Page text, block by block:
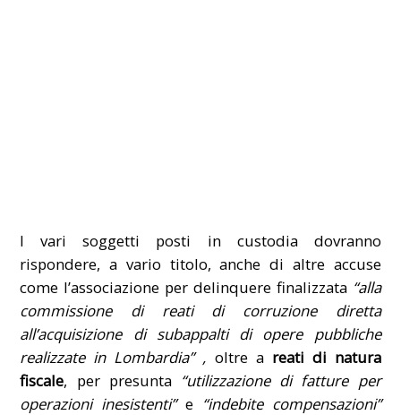
I vari soggetti posti in custodia dovranno
rispondere, a vario titolo, anche di altre accuse
come l’associazione per delinquere finalizzata “alla
commissione di reati di corruzione diretta
all’acquisizione di subappalti di opere pubbliche
realizzate in Lombardia” , oltre a reati di natura
fiscale, per presunta “utilizzazione di fatture per
operazioni inesistenti”e “indebite compensazioni”